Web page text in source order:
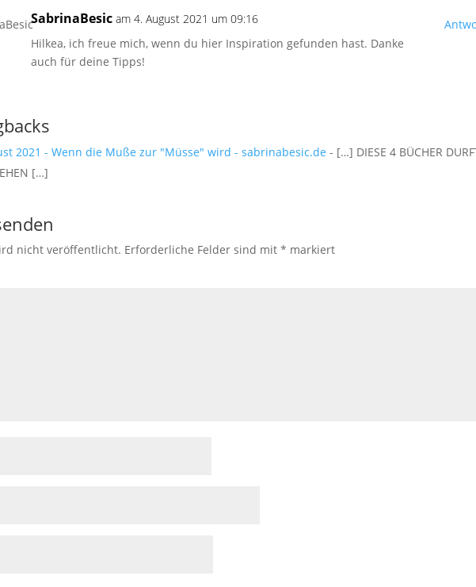
SabrinaBesic am 4. August 2021 um 09:16
Hilkea, ich freue mich, wenn du hier Inspiration gefunden hast. Danke
auch für deine Tipps!
2021 - Wenn die Muße zur "Müsse" wird - sabrinabesic.de - […] DIESE 4 BÜCHER
[…]
nicht veröffentlicht. Erforderliche Felder sind mit* markiert